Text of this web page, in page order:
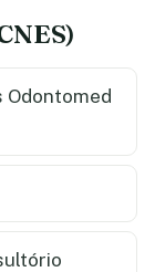
Odontomed